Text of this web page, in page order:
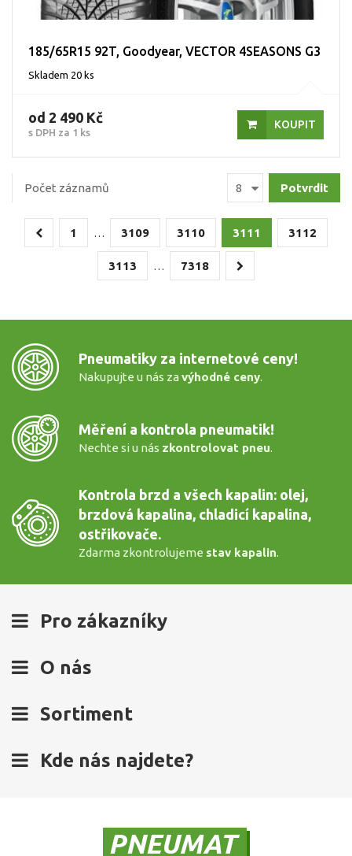
185/65R15 92T, Goodyear, VECTOR 4SEASONS G3
Skladem 20 ks
od 2 490 Kč
s DPH za 1 ks
KOUPIT
Počet záznamů
1 … 3109 3110 3111 3112
3113 … 7318
Pneumatiky za internetové ceny!
Nakupujte u nás za výhodné ceny.
Měření a kontrola pneumatik!
Nechte si u nás zkontrolovat pneu.
Kontrola brzd a všech kapalin: olej,
brzdová kapalina, chladicí kapalina,
ostřikovače.
Zdarma zkontrolujeme stav kapalin.
Pro zákazníky
O nás
Sortiment
Kde nás najdete?